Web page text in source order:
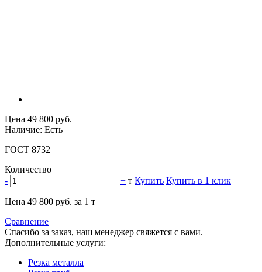
Цена 49 800 руб.
Наличие: Есть
ГОСТ 8732
Количество
-
+ т Купить Купить в 1 клик
Цена 49 800 руб. за 1 т
Сравнение
Спасибо за заказ, наш менеджер свяжется с вами.
Дополнительные услуги:
Резка металла